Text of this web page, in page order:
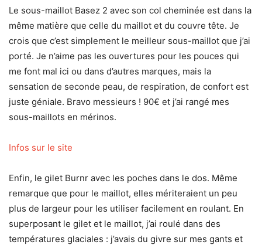
Le sous-maillot Basez 2 avec son col cheminée est dans la
même matière que celle du maillot et du couvre tête. Je
crois que c’est simplement le meilleur sous-maillot que j’ai
porté. Je n’aime pas les ouvertures pour les pouces qui
me font mal ici ou dans d’autres marques, mais la
sensation de seconde peau, de respiration, de confort est
juste géniale. Bravo messieurs ! 90€ et j’ai rangé mes
sous-maillots en mérinos.
Infos sur le site
Enfin, le gilet Burnr avec les poches dans le dos. Même
remarque que pour le maillot, elles mériteraient un peu
plus de largeur pour les utiliser facilement en roulant. En
superposant le gilet et le maillot, j’ai roulé dans des
températures glaciales : j’avais du givre sur mes gants et